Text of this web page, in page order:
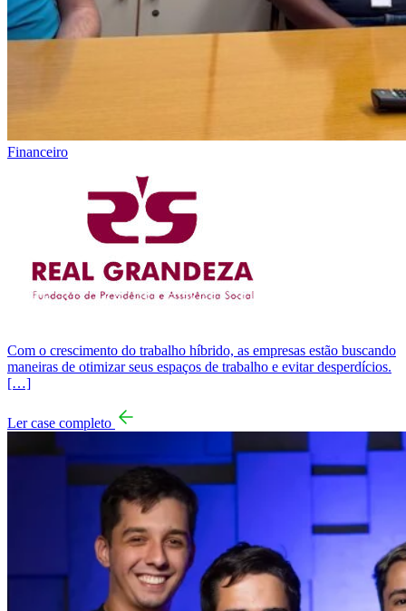
Financeiro
Com o crescimento do trabalho híbrido, as empresas estão buscando
maneiras de otimizar seus espaços de trabalho e evitar desperdícios.
[…]
Ler case completo